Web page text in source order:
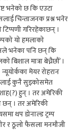
भनेको छ कि एउटा
चिन्ताजनक प्रश्न भनेर
गरिरहेकाछन् ।
यो हमलाको
भनेका पनि छन् कि
मात्रा बेच्नैछौं’ ।
मेयर रोहरान
कुनै सुइकोसमेत
हुन् । तर अमेरिकी
छन् । तर अमेरिकी
थप डोनाल्ड ट्रम्प
र ठूलो फैसला मनमौजी